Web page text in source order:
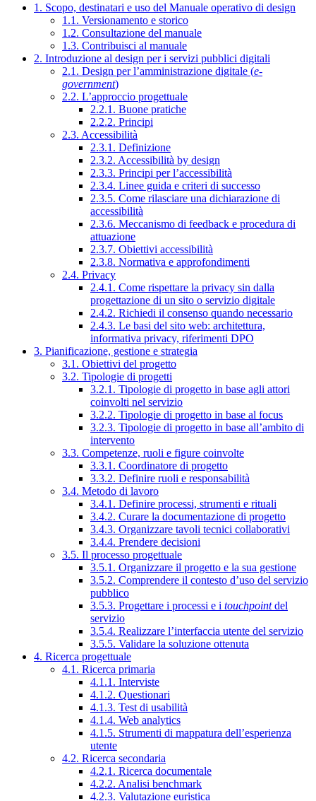
1. Scopo, destinatari e uso del Manuale operativo di design
1.1. Versionamento e storico
1.2. Consultazione del manuale
1.3. Contribuisci al manuale
2. Introduzione al design per i servizi pubblici digitali
2.1. Design per l’amministrazione digitale (e-
government)
2.2. L’approccio progettuale
2.2.1. Buone pratiche
2.2.2. Principi
2.3. Accessibilità
2.3.1. Definizione
2.3.2. Accessibilità by design
2.3.3. Principi per l’accessibilità
2.3.4. Linee guida e criteri di successo
2.3.5. Come rilasciare una dichiarazione di
accessibilità
2.3.6. Meccanismo di feedback e procedura di
attuazione
2.3.7. Obiettivi accessibilità
2.3.8. Normativa e approfondimenti
2.4. Privacy
2.4.1. Come rispettare la privacy sin dalla
progettazione di un sito o servizio digitale
2.4.2. Richiedi il consenso quando necessario
2.4.3. Le basi del sito web: architettura,
informativa privacy, riferimenti DPO
3. Pianificazione, gestione e strategia
3.1. Obiettivi del progetto
3.2. Tipologie di progetti
3.2.1. Tipologie di progetto in base agli attori
coinvolti nel servizio
3.2.2. Tipologie di progetto in base al focus
3.2.3. Tipologie di progetto in base all’ambito di
intervento
3.3. Competenze, ruoli e figure coinvolte
3.3.1. Coordinatore di progetto
3.3.2. Definire ruoli e responsabilità
3.4. Metodo di lavoro
3.4.1. Definire processi, strumenti e rituali
3.4.2. Curare la documentazione di progetto
3.4.3. Organizzare tavoli tecnici collaborativi
3.4.4. Prendere decisioni
3.5. Il processo progettuale
3.5.1. Organizzare il progetto e la sua gestione
3.5.2. Comprendere il contesto d’uso del servizio
pubblico
3.5.3. Progettare i processi e i touchpointdel
servizio
3.5.4. Realizzare l’interfaccia utente del servizio
3.5.5. Validare la soluzione ottenuta
4. Ricerca progettuale
4.1. Ricerca primaria
4.1.1. Interviste
4.1.2. Questionari
4.1.3. Test di usabilità
4.1.4. Web analytics
4.1.5. Strumenti di mappatura dell’esperienza
utente
4.2. Ricerca secondaria
4.2.1. Ricerca documentale
4.2.2. Analisi benchmark
4.2.3. Valutazione euristica